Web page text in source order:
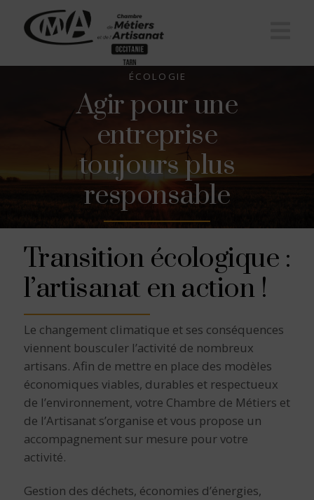
ÉCOLOGIE
Agir pour une
entreprise
toujours plus
responsable
Transition écologique :
l’artisanat en action !
Le changement climatique et ses conséquences
viennent bousculer l’activité de nombreux
artisans. Afin de mettre en place des modèles
économiques viables, durables et respectueux
de l’environnement, votre Chambre de Métiers et
de l’Artisanat s’organise et vous propose un
accompagnement sur mesure pour votre
activité.
Gestion des déchets, économies d’énergies,